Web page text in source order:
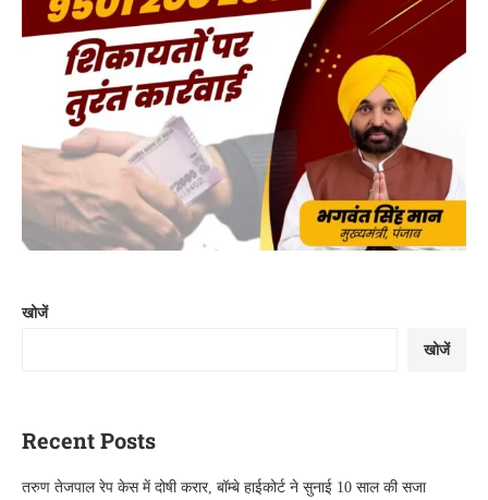
खोजें
खोजें
Recent Posts
तरुण तेजपाल रेप केस में दोषी करार, बॉम्बे हाईकोर्ट ने सुनाई 10 साल की सजा